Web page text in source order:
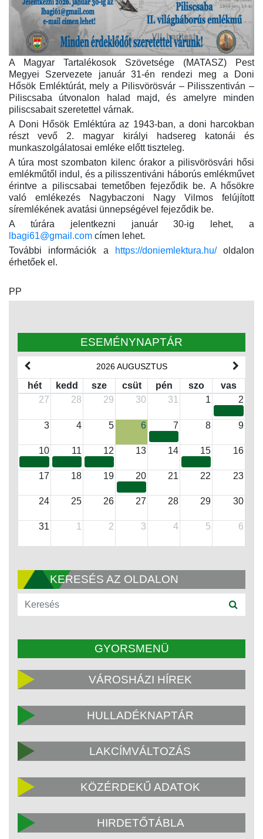
A Magyar Tartalékosok Szövetsége (MATASZ) Pest
Megyei Szervezete január 31-én rendezi meg a Doni
Hősök Emléktúrát, mely a Pilisvörösvár – Pilisszentiván –
Piliscsaba útvonalon halad majd, és amelyre minden
piliscsabait szeretettel várnak.
A Doni Hősök Emléktúra az 1943-ban, a doni harcokban
részt vevő 2. magyar királyi hadsereg katonái és
munkaszolgálatosai emléke előtt tiszteleg.
A túra most szombaton kilenc órakor a pilisvörösvári hősi
emlékműtől indul, és a pilisszentiváni háborús emlékművet
érintve a piliscsabai temetőben fejeződik be. A hősökre
való emlékezés Nagybaczoni Nagy Vilmos felújított
síremlékének avatási ünnepségével fejeződik be.
A túrára jelentkezni január 30-ig lehet, a
lbagi61@gmail.com címen lehet.
További információk a
https://doniemlektura.hu/oldalon
érhetőek el.
PP
ESEMÉNYNAPTÁR
2026 AUGUSZTUS
hét kedd sze csüt pén szo
vas
27
28 29 30 31 1 2
3 4 5 6 7 8 9
10 11 12 13 14 15 16
17 18 19 20 21 22 23
24 25 26 27 28 29 30
31 1 2 3 4 5 6
KERESÉS AZ OLDALON
GYORSMENÜ
VÁROSHÁZI HÍREK
HULLADÉKNAPTÁR
LAKCÍMVÁLTOZÁS
KÖZÉRDEKŰ ADATOK
HIRDETŐTÁBLA